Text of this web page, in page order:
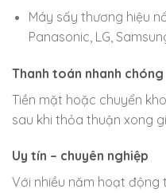
Máy sấy thương hiệu
Panasonic, LG,
Thanh toán nhanh chóng
Tiền mặt hoặc chuyển
sau khi thỏa thuận xong
Uy tín – chuyên nghiệp
Với nhiều năm hoạt động